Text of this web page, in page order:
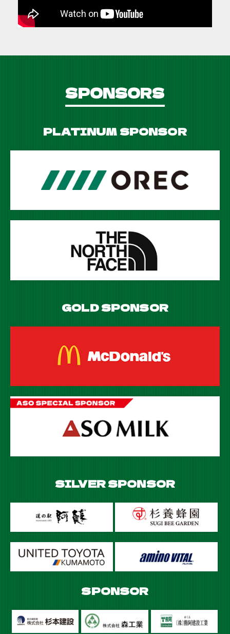
SPONSORS
PLATINUM SPONSOR
GOLD SPONSOR
SILVER SPONSOR
SPONSOR